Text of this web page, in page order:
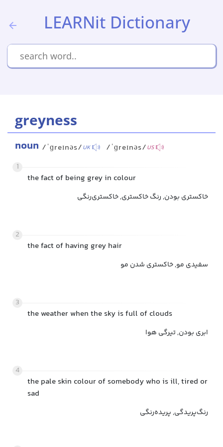
LEARNit Dictionary
greyness
noun /ˈɡreɪnəs/UK /ˈɡreɪnəs/US
1
the fact of being grey in colour
خاکستری بودن, رنگ خاکستری, خاکستری‌رنگی
2
the fact of having grey hair
سفیدی مو, خاکستری شدن مو
3
the weather when the sky is full of clouds
ابری بودن, تیرگی هوا
4
the pale skin colour of somebody who is ill, tired or
sad
رنگ‌پریدگی, پریده‌رنگی